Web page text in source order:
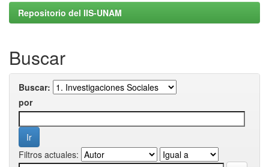
Repositorio del IIS-UNAM
Buscar
Buscar:
por
Filtros actuales: